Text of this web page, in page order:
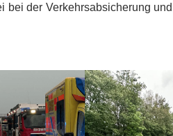
der Verkehrsabsicherung